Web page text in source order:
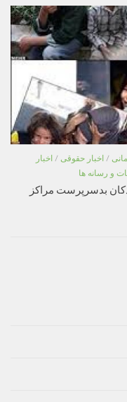
/ اخبار حقوقی / اخبار
و رسانه ها
اعلام شد؛ ۲۷ درصد کودکان بدسرپرست مراکز